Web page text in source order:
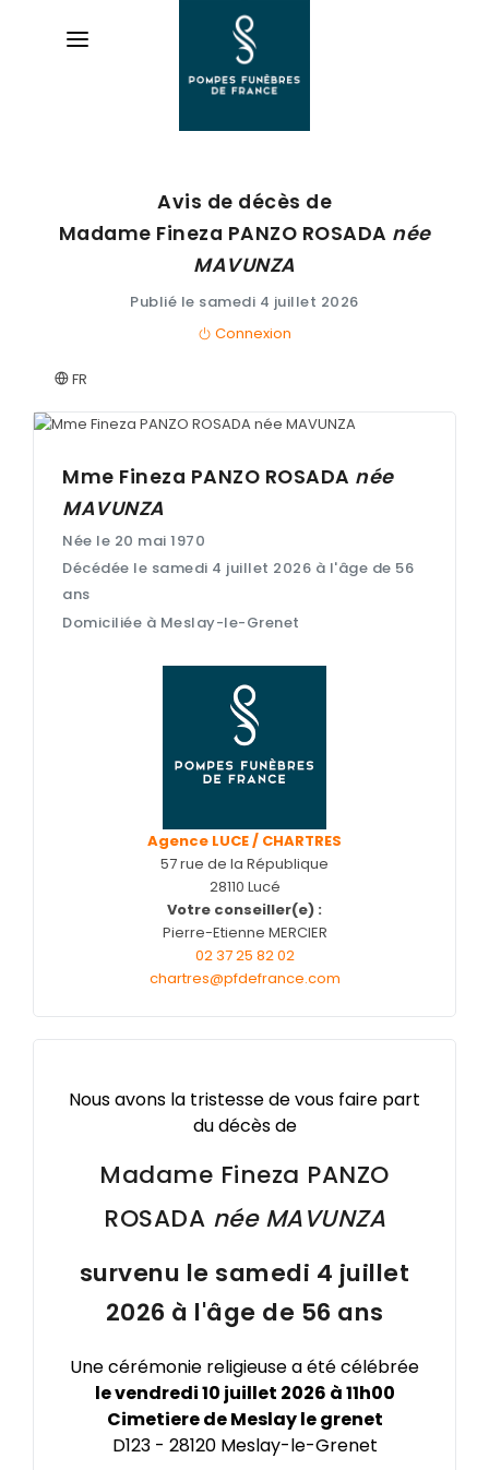
AVIS DE DÉCÈS
ORGANISER DES OBSÈQUES
PRÉVOIR SES OBSÈQUES
Enterrement - Inhumation a Lucé et en Eure-et-Loir
Entretien de sépulture
Foire aux questions – Obsèques a Le Coudray et en
Guide : Décès d'un enfant ou adolescent
Livraison de Fleurs Naturelles
Nos capitons funéraires
Nos monuments
Nos urnes funéraires
Rapatriement
Textes et Conseils pour Cérémonies d'Obsèques
Avis de décès de
Madame Fineza PANZO ROSADA née
MAVUNZA
Publié le samedi 4 juillet 2026
Connexion
FR
Mme Fineza PANZO ROSADA née
MAVUNZA
Née le 20 mai 1970
Décédée le samedi 4 juillet 2026 à l'âge de 56
ans
Domiciliée à Meslay-le-Grenet
Agence LUCE / CHARTRES
57 rue de la République
28110 Lucé
Votre conseiller(e) :
Pierre-Etienne MERCIER
02 37 25 82 02
chartres@pfdefrance.com
Nous avons la tristesse de vous faire part
du décès de
Madame Fineza PANZO
ROSADA néeMAVUNZA
survenu le samedi 4 juillet
2026 à l'âge de 56 ans
Une cérémonie religieuse a été célébrée
le vendredi 10 juillet 2026 à 11h00
Cimetiere de Meslay le grenet
D123 - 28120 Meslay-le-Grenet